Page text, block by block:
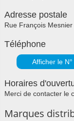
Adresse postale
Rue François
Téléphone
Afficher le N°
Horaires
Merci de contacter le
Marques